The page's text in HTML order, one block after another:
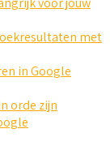
met
in Google
orde zijn